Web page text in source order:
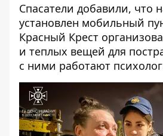
Спасатели добавили, что
установлен мобильный
Красный Крест
и теплых вещей для
с ними работают